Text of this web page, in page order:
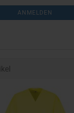
ANMELDEN